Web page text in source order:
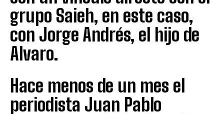
grupo Saieh, en este caso,
con Jorge Andrés, el hijo de
Alvaro.
Hace menos de un mes el
periodista Juan Pablo